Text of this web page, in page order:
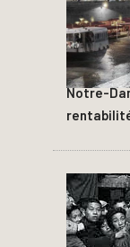
Notre-